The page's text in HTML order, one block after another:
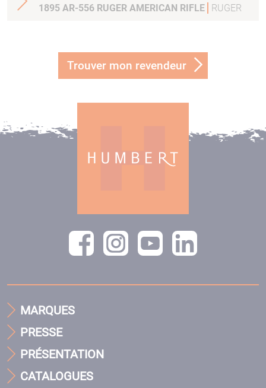
1895 AR-556 RUGER AMERICAN RIFLE
RUGER
Trouver mon revendeur
MARQUES
PRESSE
PRÉSENTATION
CATALOGUES